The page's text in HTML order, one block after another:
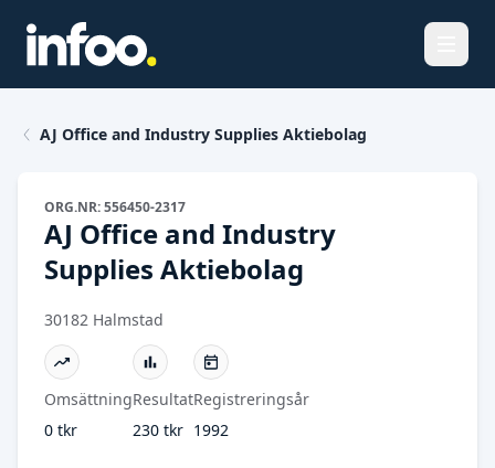
AJ Office and Industry Supplies Aktiebolag
ORG.NR: 556450-2317
AJ Office and Industry
Supplies Aktiebolag
30182 Halmstad
Omsättning
0 tkr
Resultat
230 tkr
Registreringsår
1992